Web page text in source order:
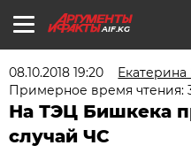
AIF.KG
08.10.2018 19:20
Примерное время чтения:
На ТЭЦ Бишкека
случай ЧС